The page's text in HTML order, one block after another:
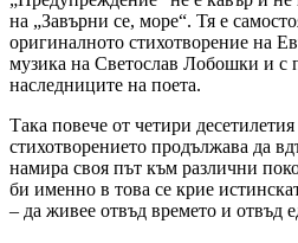
на „Завърни се, море“. Тя е
оригиналното стихотворение на
музика на Светослав Лобошки и с
наследниците на поета.
Така повече от четири
стихотворението продължава да
намира своя път към различни
би именно в това се крие
– да живее отвъд времето и отвъд